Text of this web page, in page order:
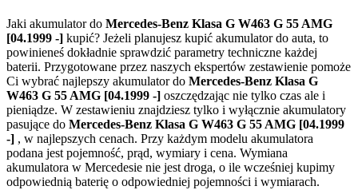
Jaki akumulator do Mercedes-Benz Klasa G W463 G 55 AMG
[04.1999 -] kupić? Jeżeli planujesz kupić akumulator do auta, to
powinieneś dokładnie sprawdzić parametry techniczne każdej
baterii. Przygotowane przez naszych ekspertów zestawienie pomoże
Ci wybrać najlepszy akumulator do Mercedes-Benz Klasa G
W463 G 55 AMG [04.1999 -] oszczędzając nie tylko czas ale i
pieniądze. W zestawieniu znajdziesz tylko i wyłącznie akumulatory
pasujące do Mercedes-Benz Klasa G W463 G 55 AMG [04.1999
-] , w najlepszych cenach. Przy każdym modelu akumulatora
podana jest pojemność, prąd, wymiary i cena. Wymiana
akumulatora w Mercedesie nie jest droga, o ile wcześniej kupimy
odpowiednią baterię o odpowiedniej pojemności i wymiarach.